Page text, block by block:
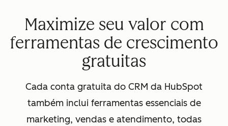
Maximize seu valor com
ferramentas de crescimento
gratuitas
Cada conta gratuita do CRM da HubSpot
também inclui ferramentas essenciais de
marketing, vendas e atendimento, todas